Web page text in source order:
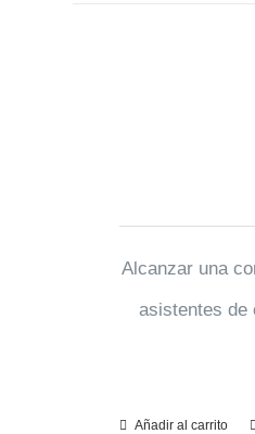
Alcanzar una
asistentes de
Añadir al carrito